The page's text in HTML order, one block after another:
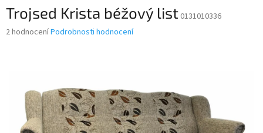
Trojsed Krista béžový list 0131010336
Průměrné
hvězdiček.
2 hodnoceníPodrobnosti hodnocení